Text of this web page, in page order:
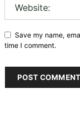
Save my name,
time I comment.